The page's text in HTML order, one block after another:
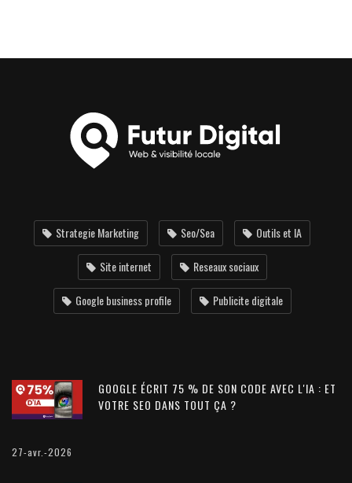
Strategie Marketing Seo/Sea Outils et IA
Site internet Reseaux sociaux
Google business profile Publicite digitale
GOOGLE ÉCRIT 75 % DE SON CODE AVEC L'IA : ET
VOTRE SEO DANS TOUT ÇA ?
27-avr.-2026